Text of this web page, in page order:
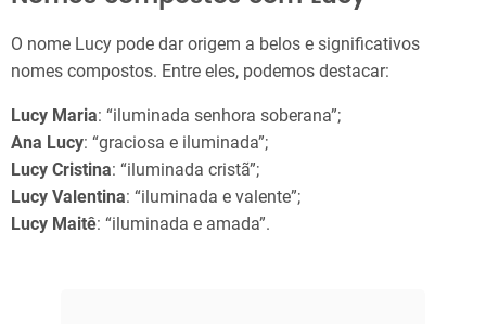
O nome Lucy pode dar origem a belos e significativos
nomes compostos. Entre eles, podemos destacar:
Lucy Maria: “iluminada senhora soberana”;
Ana Lucy: “graciosa e iluminada”;
Lucy Cristina: “iluminada cristã”;
Lucy Valentina: “iluminada e valente”;
Lucy Maitê: “iluminada e amada”.